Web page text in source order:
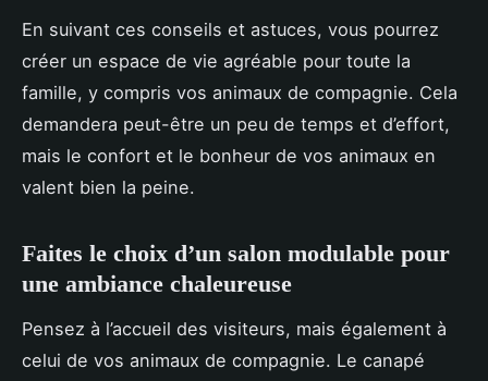
En suivant ces conseils et astuces, vous pourrez
créer un espace de vie agréable pour toute la
famille, y compris vos animaux de compagnie. Cela
demandera peut-être un peu de temps et d’effort,
mais le confort et le bonheur de vos animaux en
valent bien la peine.
Faites le choix d’un salon modulable pour
une ambiance chaleureuse
Pensez à l’accueil des visiteurs, mais également à
celui de vos animaux de compagnie. Le canapé